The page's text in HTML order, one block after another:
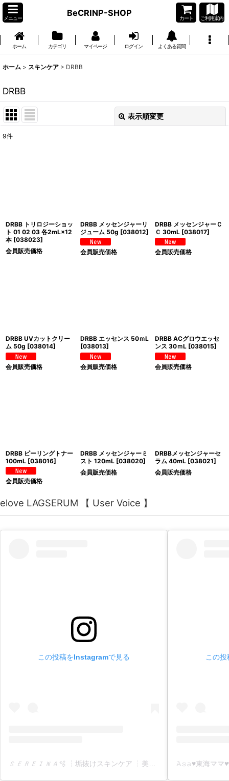
メニュー
BeCRINP-SHOP
カート ご利用案内
ホーム カテゴリ マイページ ログイン よくある質問
ホーム > スキンケア > DRBB
DRBB
表示順変更
9件
DRBB トリロジーショッ
ト 01 02 03 各2mL×12
本 [038023]
会員販売価格
DRBB メッセンジャーリ
ジューム 50g [038012]
会員販売価格
DRBB メッセンジャーＣ
Ｃ 30mL [038017]
会員販売価格
DRBB UVカットクリー
ム 50g [038014]
会員販売価格
DRBB エッセンス 50ｍL
[038013]
会員販売価格
DRBB ACグロウエッセ
ンス 30ｍL [038015]
会員販売価格
DRBB ピーリングトナー
100mL [038016]
会員販売価格
DRBB メッセンジャーミ
スト 120mL [038020]
会員販売価格
DRBBメッセンジャーセ
ラム 40mL [038021]
会員販売価格
elove LAGSERUM 【 User Voice 】
この投稿をInstagramで見る この